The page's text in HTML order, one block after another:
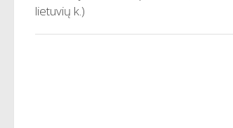
lietuvių k.)